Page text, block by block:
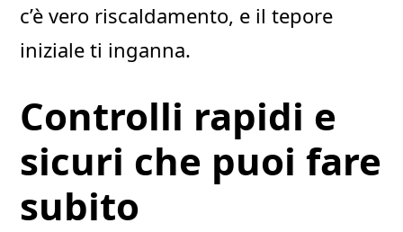
c’è vero riscaldamento, e il tepore
iniziale ti inganna.
Controlli rapidi e
sicuri che puoi fare
subito